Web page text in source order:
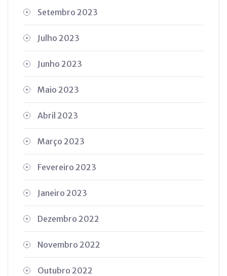
Setembro 2023
Julho 2023
Junho 2023
Maio 2023
Abril 2023
Março 2023
Fevereiro 2023
Janeiro 2023
Dezembro 2022
Novembro 2022
Outubro 2022